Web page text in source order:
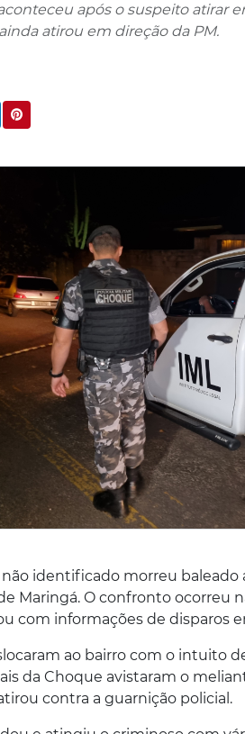
após o suspeito atirar
atirou em direção da PM.
identificado morreu
Maringá. O confronto ocorreu
com informações de disparos
ao bairro com o intuito
da Choque avistaram o
contra a guarnição policial.